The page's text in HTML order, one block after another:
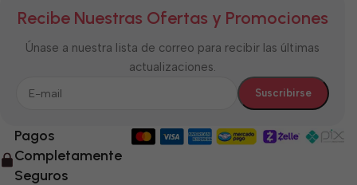
Recibe Nuestras Ofertas y Promociones
Únase a nuestra lista de correo para recibir las últimas
actualizaciones.
Pagos
Completamente
Seguros